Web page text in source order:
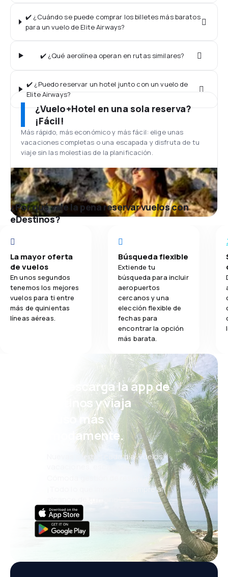
✔️ ¿Cuándo se puede comprar los billetes más baratos
para un vuelo de Elite Airways?
✔️ ¿Qué aerolínea operan en rutas similares?
✔️ ¿Puedo reservar un hotel junto con un vuelo de
Elite Airways?
¿Vuelo+Hotel en una sola reserva?
¡Fácil!
Más rápido, más económico y más fácil: elige unas
vacaciones completas o una escapada y disfruta de tu
viaje sin las molestias de la planificación.
¿Por qué vale la pena reservar vuelos con
eDestinos?
La mayor oferta
de vuelos
En unos segundos
tenemos los mejores
vuelos para ti entre
más de quinientas
líneas aéreas.
Búsqueda flexible
Extiende tu
búsqueda para incluir
aeropuertos
cercanos y una
elección flexible de
fechas para
encontrar la opción
más barata.
¡Eh! Descarga la app de
eDestinos y viaja
incluso más
cómodamente.
Nuevas ofertas cada día: vuelos,
vacaciones, escapadas
Cómoda gestión de reservas
¡Todo lo que importa, siempre al